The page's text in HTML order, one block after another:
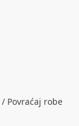
Povraćaj robe